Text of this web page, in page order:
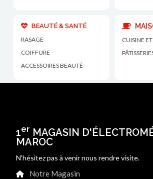
BEAUTÉ & SANTÉ
RASAGE
COIFFURE
ACCESSOIRES BEAUTÉ
CUISINE
1er MAGASIN
MAROC
N'hésitez pas à venir nous rendre visite.
Notre Magasin